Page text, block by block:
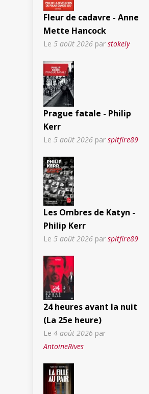
Fleur de cadavre - Anne
Mette Hancock
Le 5 août 2026 par stokely
Prague fatale - Philip
Kerr
Le 5 août 2026 par spitfire89
Les Ombres de Katyn -
Philip Kerr
Le 5 août 2026 par spitfire89
24 heures avant la nuit
(La 25e heure)
Le 4 août 2026 par
AntoineRives